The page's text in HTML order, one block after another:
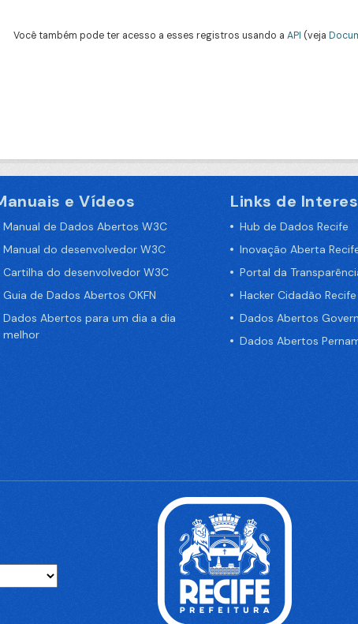
Você também pode ter acesso a esses registros usando a API (veja
e Vídeos
Manual de Dados Abertos W3C
Manual do desenvolvedor W3C
Cartilha do desenvolvedor W3C
Guia de Dados Abertos OKFN
Dados Abertos para um dia a dia
melhor
Links de
Hub de Dados Recife
Inovação Aberta
Portal da
Hacker Cidadão Recife
Dados Abertos
Dados Abertos